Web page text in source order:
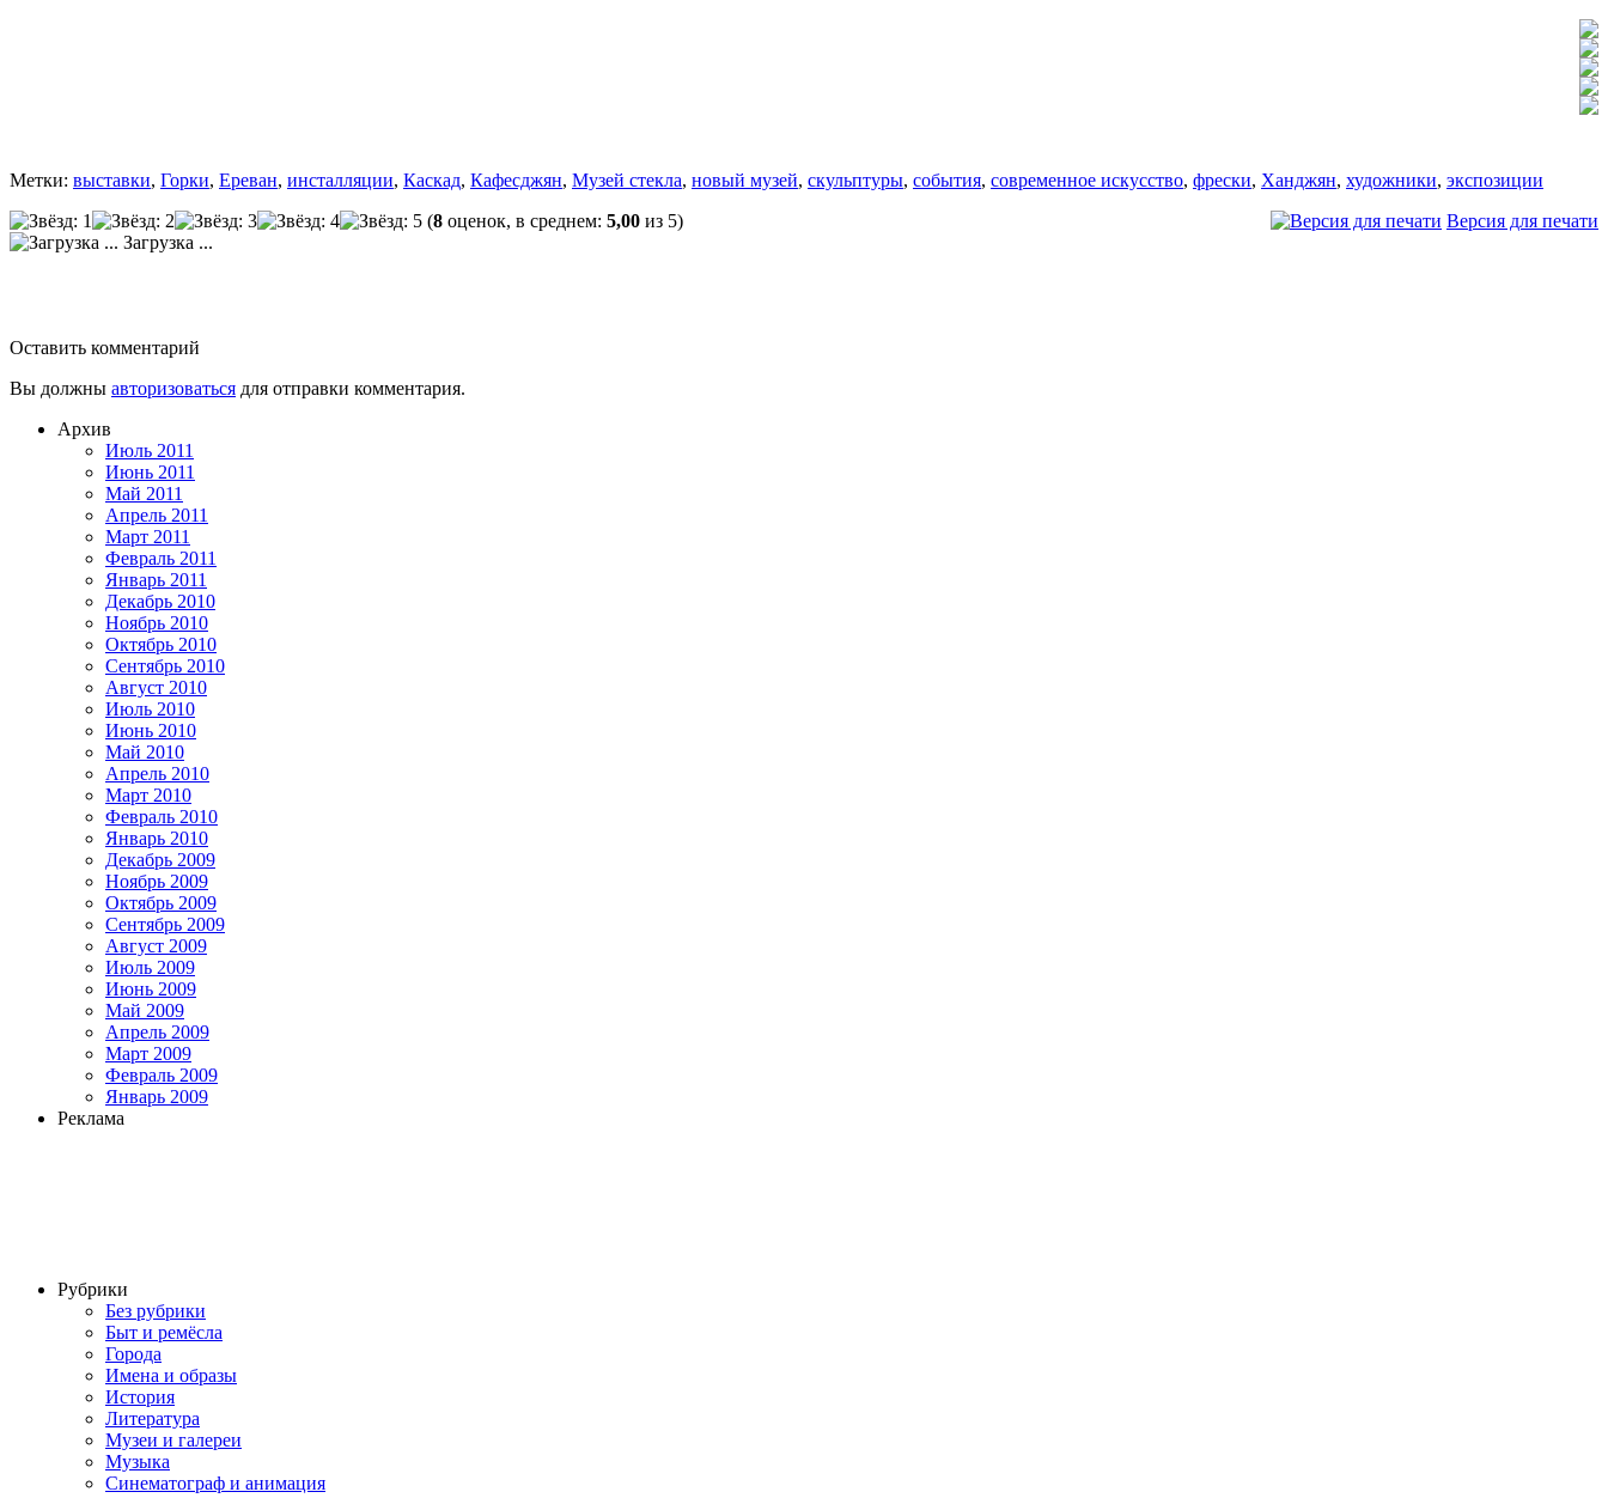
Метки: выставки, Горки, Ереван, инсталляции, Каскад, Кафесджян, Музей стекла, новый музей, скульптуры, события, современное искусство, фрески, Ханджян, художники, экспозиции
Версия для печати
(8 оценок, в среднем: 5,00 из 5)
Загрузка ...
Оставить комментарий
Вы должны авторизоваться для отправки комментария.
Архив
Июль 2011
Июнь 2011
Май 2011
Апрель 2011
Март 2011
Февраль 2011
Январь 2011
Декабрь 2010
Ноябрь 2010
Октябрь 2010
Сентябрь 2010
Август 2010
Июль 2010
Июнь 2010
Май 2010
Апрель 2010
Март 2010
Февраль 2010
Январь 2010
Декабрь 2009
Ноябрь 2009
Октябрь 2009
Сентябрь 2009
Август 2009
Июль 2009
Июнь 2009
Май 2009
Апрель 2009
Март 2009
Февраль 2009
Январь 2009
Реклама
Рубрики
Без рубрики
Быт и ремёсла
Города
Имена и образы
История
Литература
Музеи и галереи
Музыка
Синематограф и анимация